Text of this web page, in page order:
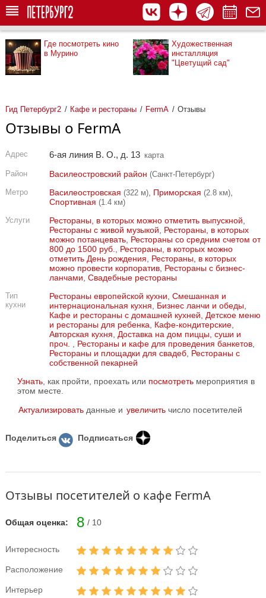
Где посмотреть кино
в Мурино
Художественная
инсталляция
"Цветущий сад"
Гид Петербург2 Кафе и рестораны FermA Отзывы
Отзывы о FermA
Адрес 6-ая линия В. О., д. 13 карта
Район Василеостровский район (Санкт-Петербург)
Метро
Василеостровская (322 м), Приморская (2.8 км),
Спортивная (1.4 км)
Услуги
Рестораны, в которых можно отметить выпускной
Рестораны с живой музыкой
Рестораны, в которых
можно потанцевать, Рестораны со средним счетом от
800 до 1500 руб.
Рестораны, в которых можно
отметить День рождения
Рестораны, в которых
можно провести корпоратив, Рестораны с бизнес-
ланчами Свадебные рестораны
Тип
кухни
Рестораны европейской кухни Смешанная и
интернациональная кухня
Бизнес ланчи и обеды
Кафе и рестораны с домашней кухней
Детское меню
и рестораны для ребенка
Кафе-кондитерские,
Авторская кухня
Доставка на дом пиццы, суши и
проч.
Рестораны и кафе для проведения банкетов,
Рестораны и площадки для свадеб, Рестораны с
собственной пекарней
Узнать , как пройти, проехать или посмотреть мероприятия в
этом месте.
Актуализировать данные и увеличить число посетителей
Поделиться Подписаться
Отзывы посетителей о кафе FermA
Общая оценка: 8 / 10
Интересность
Расположение
Интерьер